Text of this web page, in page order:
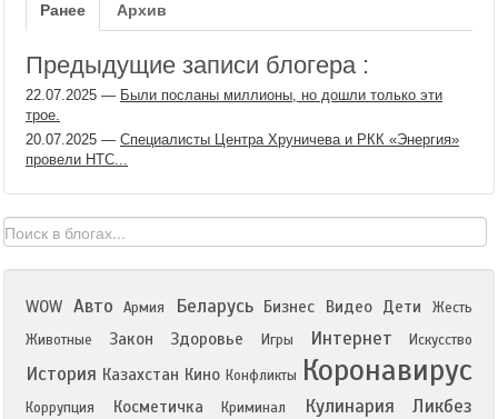
Ранее Архив
Предыдущие записи блогера :
22.07.2025 — Были посланы миллионы, но дошли только эти
трое.
20.07.2025 — Специалисты Центра Хруничева и РКК «Энергия»
провели НТС...
WOW Авто Армия Беларусь Бизнес Видео Дети
Жесть
Животные
Закон Здоровье Игры Интернет Искусство
История Казахстан Кино Конфликты Коронавирус
Коррупция Косметичка Криминал Кулинария Ликбез